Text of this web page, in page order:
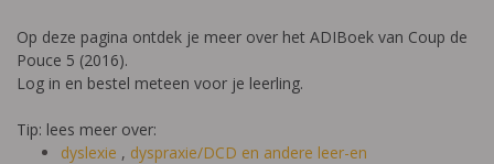
Op deze pagina ontdek je meer over het ADIBoek van Coup de
Pouce 5 (2016).
Log in en bestel meteen voor je leerling.
Tip: lees meer over:
dyslexie , dyspraxie/DCD en andere leer-en